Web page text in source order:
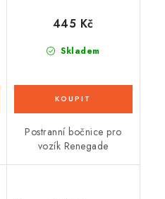
Skladem
445 Kč
Postranní bočnice pro
vozík Renegade